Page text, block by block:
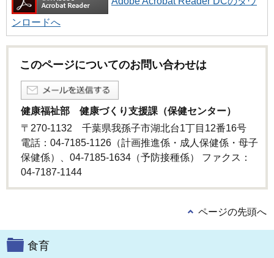
ンロードへ
このページについてのお問い合わせは
健康福祉部 健康づくり支援課（保健センター）
〒270-1132 千葉県我孫子市湖北台1丁目12番16号
電話：04-7185-1126（計画推進係・成人保健係・母子
保健係）、04-7185-1634（予防接種係） ファクス：
04-7187-1144
ページの先頭へ
食育